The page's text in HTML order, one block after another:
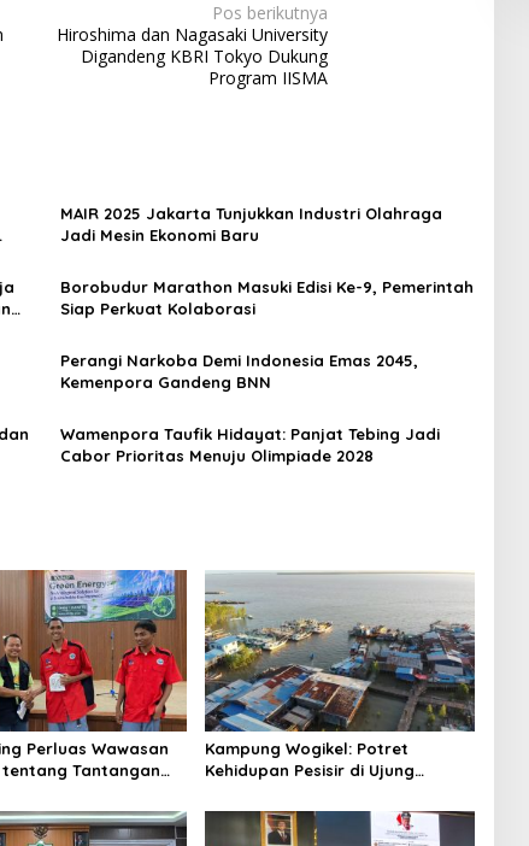
Pos berikutnya
Hiroshima dan Nagasaki University
Digandeng KBRI Tokyo Dukung
Program IISMA
MAIR 2025 Jakarta Tunjukkan Industri Olahraga
Jadi Mesin Ekonomi Baru
Borobudur Marathon Masuki Edisi Ke-9, Pemerintah
Siap Perkuat Kolaborasi
Perangi Narkoba Demi Indonesia Emas 2045,
Kemenpora Gandeng BNN
Wamenpora Taufik Hidayat: Panjat Tebing Jadi
Cabor Prioritas Menuju Olimpiade 2028
Perluas Wawasan
Kampung Wogikel: Potret
Kehidupan Pesisir di Ujung
Tengah Keterbatasan